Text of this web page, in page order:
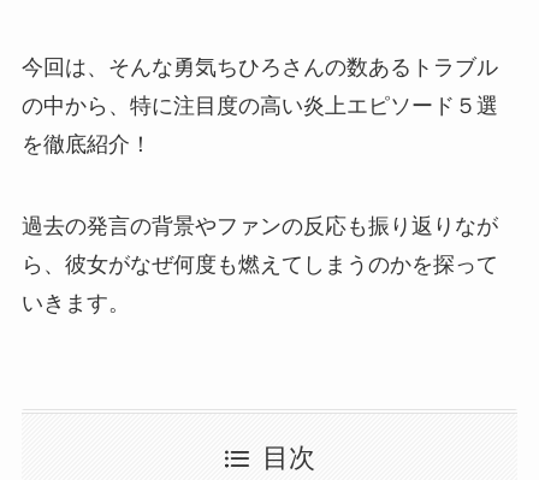
今回は、そんな勇気ちひろさんの数あるトラブル
の中から、特に注目度の高い炎上エピソード５選
を徹底紹介！
過去の発言の背景やファンの反応も振り返りなが
ら、彼女がなぜ何度も燃えてしまうのかを探って
いきます。
目次